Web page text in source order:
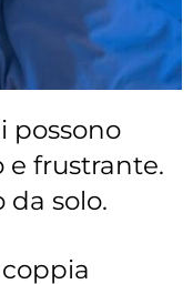
possono
e frustrante.
solo.